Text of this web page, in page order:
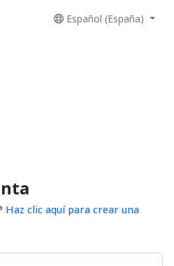
Español (España)
Haz clic aquí para crear una